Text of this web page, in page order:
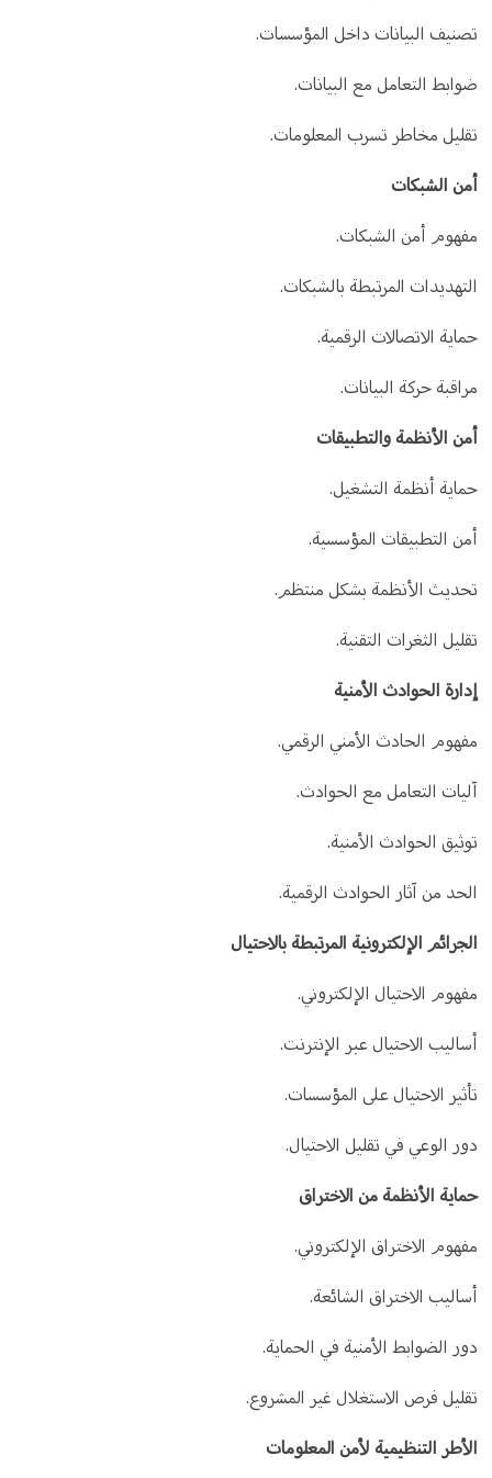
تصنيف البيانات داخل المؤسسات.
ضوابط التعامل مع البيانات.
تقليل مخاطر تسرب المعلومات.
أمن الشبكات
مفهوم أمن الشبكات.
التهديدات المرتبطة بالشبكات.
حماية الاتصالات الرقمية.
مراقبة حركة البيانات.
أمن الأنظمة والتطبيقات
حماية أنظمة التشغيل.
أمن التطبيقات المؤسسية.
تحديث الأنظمة بشكل منتظم.
تقليل الثغرات التقنية.
إدارة الحوادث الأمنية
مفهوم الحادث الأمني الرقمي.
آليات التعامل مع الحوادث.
توثيق الحوادث الأمنية.
الحد من آثار الحوادث الرقمية.
الجرائم الإلكترونية المرتبطة بالاحتيال
مفهوم الاحتيال الإلكتروني.
أساليب الاحتيال عبر الإنترنت.
تأثير الاحتيال على المؤسسات.
دور الوعي في تقليل الاحتيال.
حماية الأنظمة من الاختراق
مفهوم الاختراق الإلكتروني.
أساليب الاختراق الشائعة.
دور الضوابط الأمنية في الحماية.
تقليل فرص الاستغلال غير المشروع.
الأطر التنظيمية لأمن المعلومات